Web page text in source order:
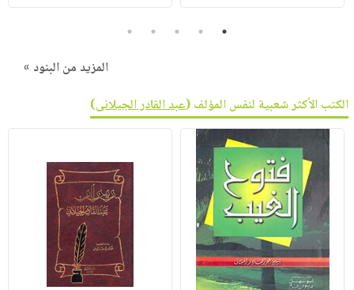
1
2
3
4
5
المزيد من البنود »
الكتب الأكثر شعبية لنفس المؤلف (عبد القادر الجيلانى)